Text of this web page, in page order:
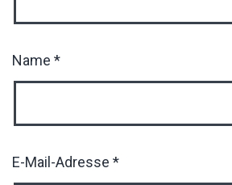
Name *
E-Mail-Adresse *